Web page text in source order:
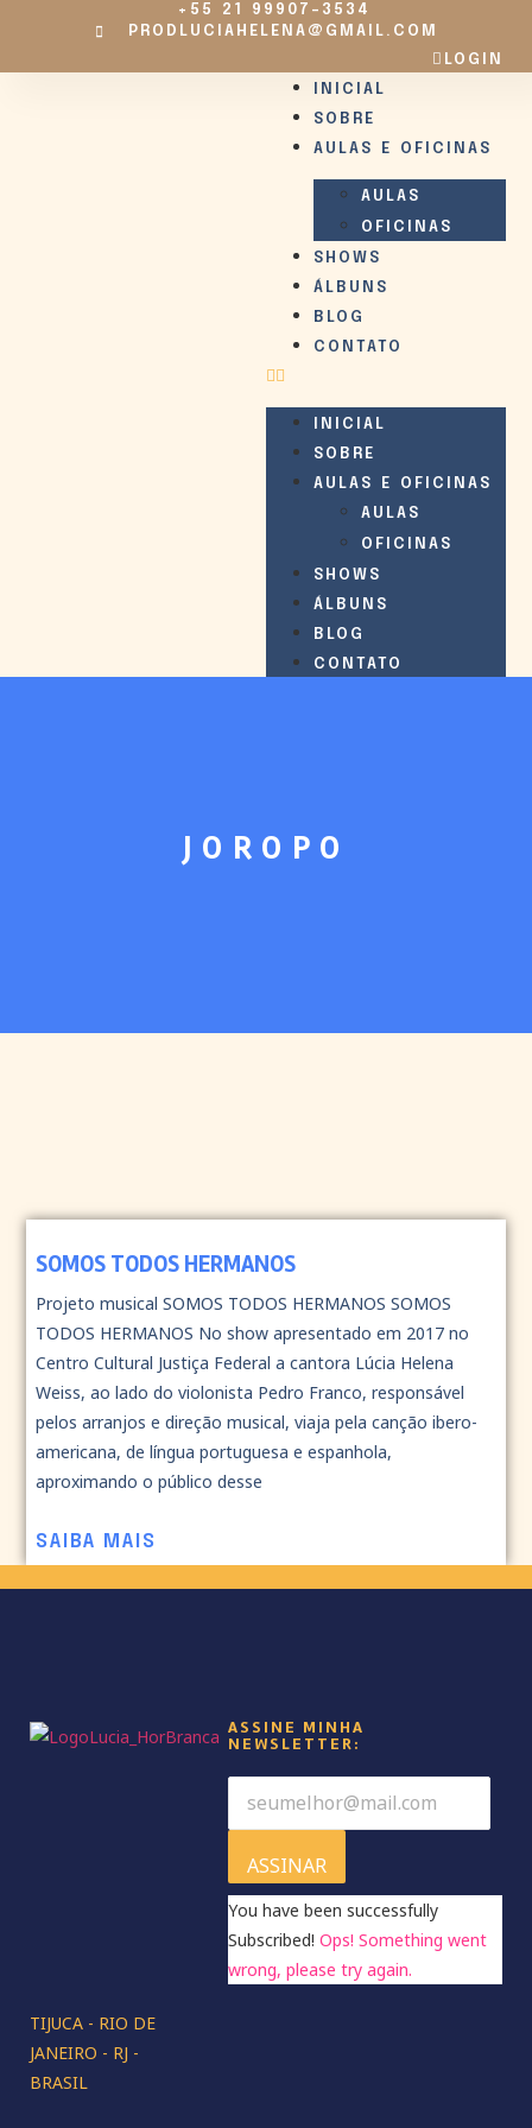
+55 21 99907-3534
PRODLUCIAHELENA@GMAIL.COM
LOGIN
INICIAL
SOBRE
AULAS E OFICINAS
AULAS
OFICINAS
SHOWS
ÁLBUNS
BLOG
CONTATO
INICIAL
SOBRE
AULAS E OFICINAS
AULAS
OFICINAS
SHOWS
ÁLBUNS
BLOG
CONTATO
JOROPO
SOMOS TODOS HERMANOS
Projeto musical SOMOS TODOS HERMANOS SOMOS
TODOS HERMANOS No show apresentado em 2017 no
Centro Cultural Justiça Federal a cantora Lúcia Helena
Weiss, ao lado do violonista Pedro Franco, responsável
pelos arranjos e direção musical, viaja pela canção ibero-
americana, de língua portuguesa e espanhola,
aproximando o público desse
SAIBA MAIS
ASSINE MINHA
NEWSLETTER:
ASSINAR
You have been successfully
Subscribed! Ops! Something went
wrong, please try again.
TIJUCA - RIO DE
JANEIRO - RJ -
BRASIL